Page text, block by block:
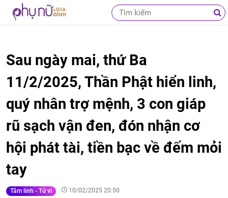
Sau ngày mai, thứ Ba
11/2/2025, Thần Phật hiển linh,
quý nhân trợ mệnh, 3 con giáp
rũ sạch vận đen, đón nhận cơ
hội phát tài, tiền bạc về đếm mỏi
tay
Tâm linh - Tử vi 10/02/2025 20:50